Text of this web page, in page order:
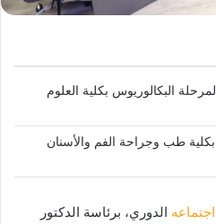
البكالوريوس بكلية العلوم
طب وجراحة الفم والأسنان
الدوري، برئاسة الدكتور